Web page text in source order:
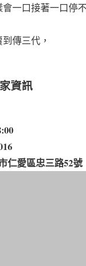
一口接著一口停
傳三代，
資訊
仁愛區忠三路52號